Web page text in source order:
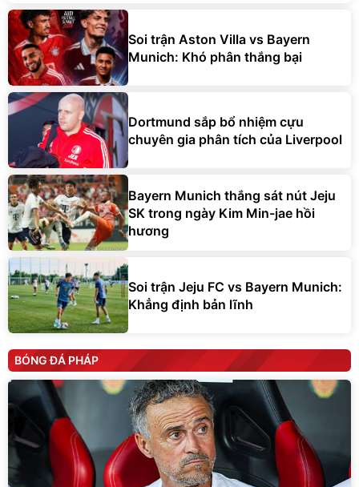
Soi trận Aston Villa vs Bayern
Munich: Khó phân thắng bại
Dortmund sắp bổ nhiệm cựu
chuyên gia phân tích của Liverpool
Bayern Munich thắng sát nút Jeju
SK trong ngày Kim Min-jae hồi
hương
Soi trận Jeju FC vs Bayern Munich:
Khẳng định bản lĩnh
BÓNG ĐÁ PHÁP